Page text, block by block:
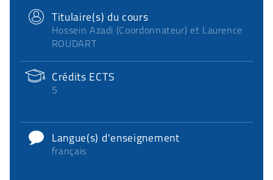
Titulaire(s) du cours
Hossein Azadi (Coordonnateur) et Laurence
ROUDART
Crédits ECTS
5
Langue(s) d'enseignement
français